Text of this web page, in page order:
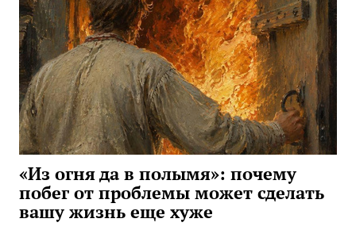
«Из огня да в полымя»: почему
побег от проблемы может сделать
вашу жизнь еще хуже